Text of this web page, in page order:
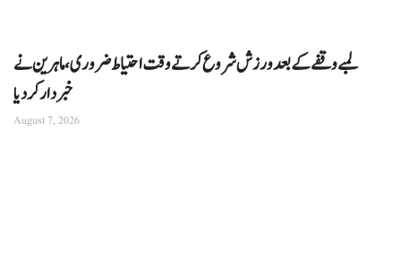
لمبے وقفے کے بعد ورزش شروع کرتے وقت احتیاط ضروری، ماہرین نے
خبردار کردیا
August 7, 2026